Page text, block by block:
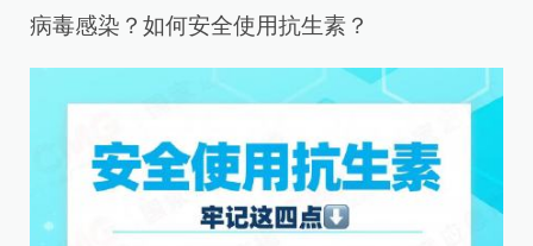
病毒感染？如何安全使用抗生素？